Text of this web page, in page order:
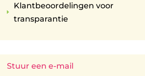
E
Klantbeoordelingen voor
transparantie
Stuur een e-mail